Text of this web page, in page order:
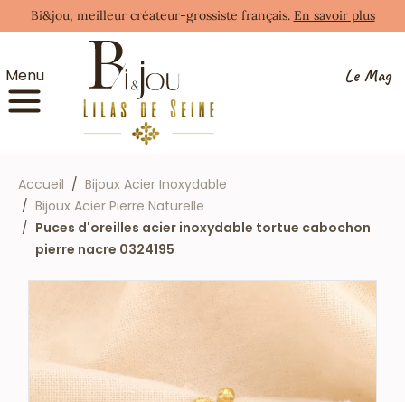
Bi&jou, meilleur créateur-grossiste français. En savoir plus
Menu Le Mag
Accueil
Bijoux Acier Inoxydable
Bijoux Acier Pierre Naturelle
Puces d'oreilles acier inoxydable tortue cabochon
pierre nacre 0324195